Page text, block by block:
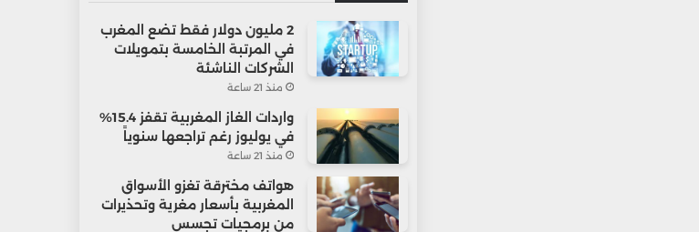
2 مليون دولار فقط تضع المغرب
في المرتبة الخامسة بتمويلات
الشركات الناشئة
منذ 21 ساعة
واردات الغاز المغربية تقفز 15.4%
في يوليوز رغم تراجعها سنوياً
منذ 21 ساعة
هواتف مخترقة تغزو الأسواق
المغربية بأسعار مغرية وتحذيرات
من برمجيات تجسس